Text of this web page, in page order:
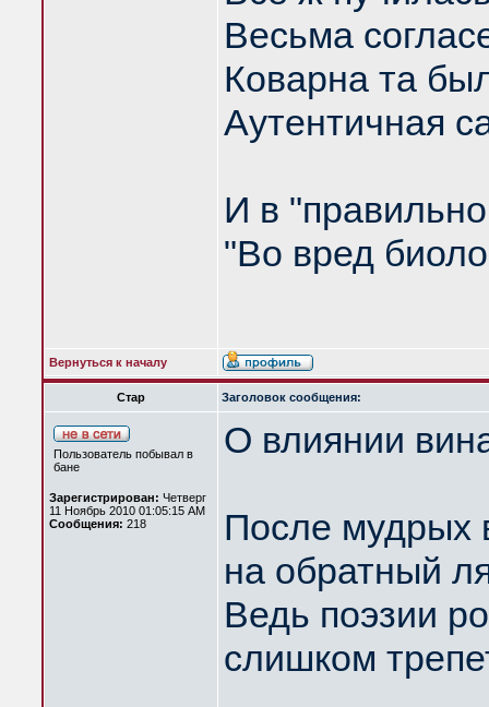
Весьма
Коварна та
Аутентичная
И в
"Во вред
Вернуться к началу
Стар Заголовок сообщения:
Пользователь побывал в
бане
Зарегистрирован: Четверг
11 Ноябрь 2010 01:05:15 AM
Сообщения: 218
О влиянии
После мудрых
на обратный
Ведь поэзии
слишком